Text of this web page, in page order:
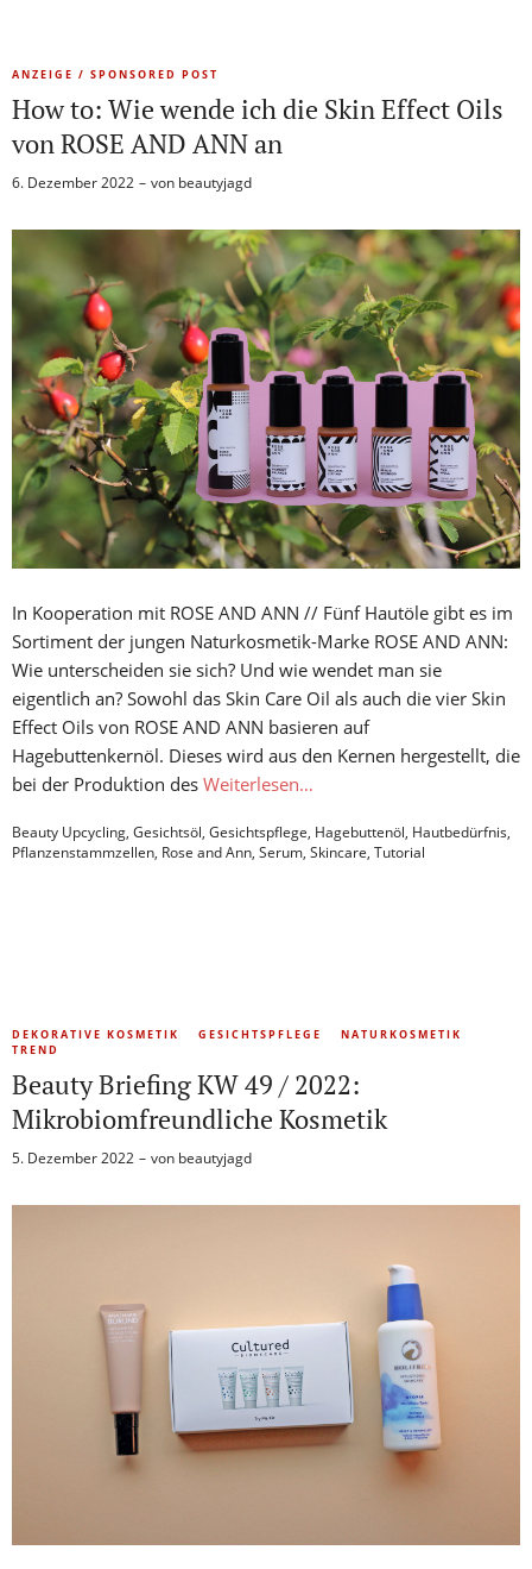
ANZEIGE / SPONSORED POST
How to: Wie wende ich die Skin Effect Oils
von ROSE AND ANN an
6. Dezember 2022 von beautyjagd
In Kooperation mit ROSE AND ANN // Fünf Hautöle gibt es im
Sortiment der jungen Naturkosmetik-Marke ROSE AND ANN:
Wie unterscheiden sie sich? Und wie wendet man sie
eigentlich an? Sowohl das Skin Care Oil als auch die vier Skin
Effect Oils von ROSE AND ANN basieren auf
Hagebuttenkernöl. Dieses wird aus den Kernen hergestellt, die
bei der Produktion des Weiterlesen…
Beauty Upcycling, Gesichtsöl, Gesichtspflege, Hagebuttenöl, Hautbedürfnis,
Pflanzenstammzellen, Rose and Ann, Serum, Skincare, Tutorial
DEKORATIVE KOSMETIK GESICHTSPFLEGE
NATURKOSMETIK
TREND
Beauty Briefing KW 49 / 2022:
Mikrobiomfreundliche Kosmetik
5. Dezember 2022 von beautyjagd